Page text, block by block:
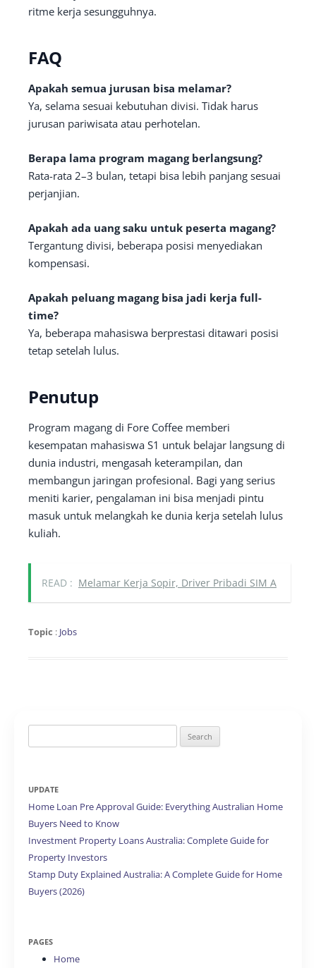
ritme kerja sesungguhnya.
FAQ
Apakah semua jurusan bisa melamar?
Ya, selama sesuai kebutuhan divisi. Tidak harus
jurusan pariwisata atau perhotelan.
Berapa lama program magang berlangsung?
Rata-rata 2–3 bulan, tetapi bisa lebih panjang sesuai
perjanjian.
Apakah ada uang saku untuk peserta magang?
Tergantung divisi, beberapa posisi menyediakan
kompensasi.
Apakah peluang magang bisa jadi kerja full-
time?
Ya, beberapa mahasiswa berprestasi ditawari posisi
tetap setelah lulus.
Penutup
Program magang di Fore Coffee memberi
kesempatan mahasiswa S1 untuk belajar langsung di
dunia industri, mengasah keterampilan, dan
membangun jaringan profesional. Bagi yang serius
meniti karier, pengalaman ini bisa menjadi pintu
masuk untuk melangkah ke dunia kerja setelah lulus
kuliah.
READ : Melamar Kerja Sopir, Driver Pribadi SIM A
Topic : Jobs
for:
UPDATE
Home Loan Pre Approval Guide: Everything Australian Home
Buyers Need to Know
Investment Property Loans Australia: Complete Guide for
Property Investors
Stamp Duty Explained Australia: A Complete Guide for Home
Buyers (2026)
PAGES
Home